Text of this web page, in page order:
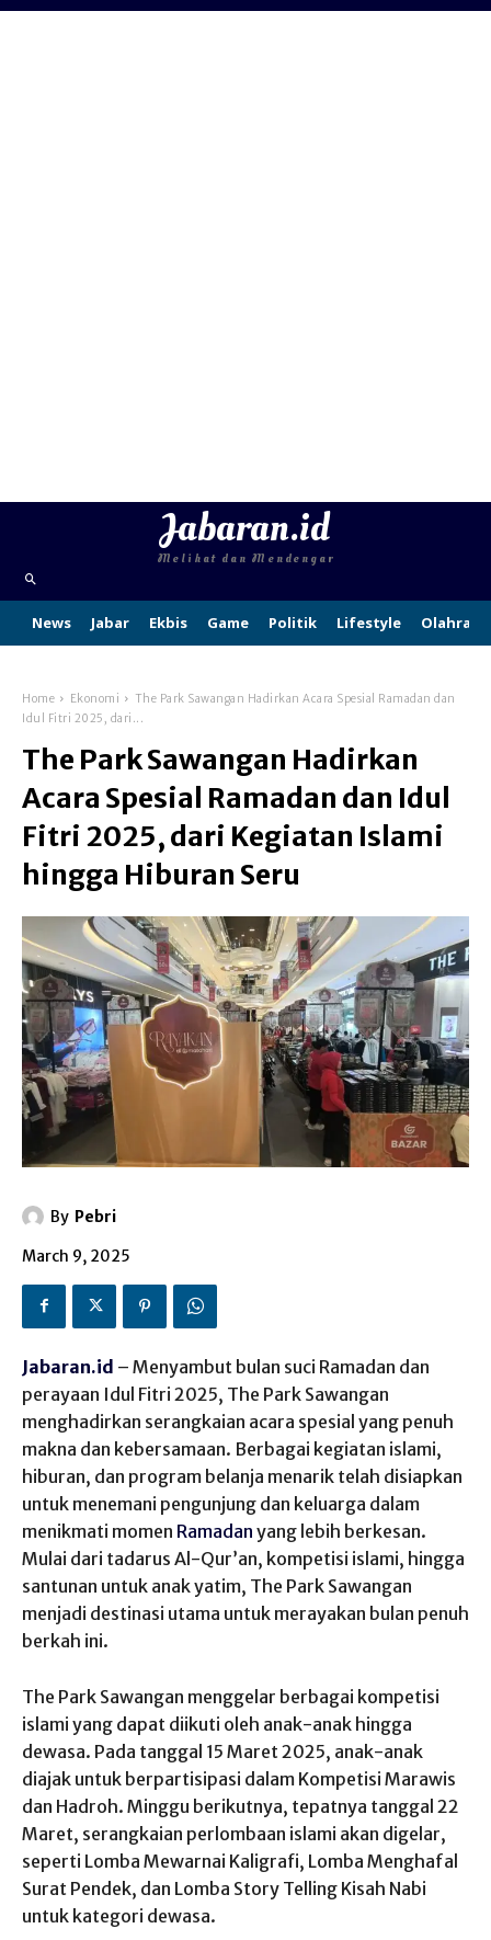
Jabaran.id
Melihat dan Mendengar
News Jabar Ekbis Game Politik Lifestyle Olahraga
Home Ekonomi
The Park Sawangan Hadirkan Acara Spesial Ramadan dan
Idul Fitri 2025, dari...
The Park Sawangan Hadirkan
Acara Spesial Ramadan dan Idul
Fitri 2025, dari Kegiatan Islami
hingga Hiburan Seru
By Pebri
March 9, 2025
Jabaran.id – Menyambut bulan suci Ramadan dan
perayaan Idul Fitri 2025, The Park Sawangan
menghadirkan serangkaian acara spesial yang penuh
makna dan kebersamaan. Berbagai kegiatan islami,
hiburan, dan program belanja menarik telah disiapkan
untuk menemani pengunjung dan keluarga dalam
menikmati momen Ramadan yang lebih berkesan.
Mulai dari tadarus Al-Qur’an, kompetisi islami, hingga
santunan untuk anak yatim, The Park Sawangan
menjadi destinasi utama untuk merayakan bulan penuh
berkah ini.
The Park Sawangan menggelar berbagai kompetisi
islami yang dapat diikuti oleh anak-anak hingga
dewasa. Pada tanggal 15 Maret 2025, anak-anak
diajak untuk berpartisipasi dalam Kompetisi Marawis
dan Hadroh. Minggu berikutnya, tepatnya tanggal 22
Maret, serangkaian perlombaan islami akan digelar,
seperti Lomba Mewarnai Kaligrafi, Lomba Menghafal
Surat Pendek, dan Lomba Story Telling Kisah Nabi
untuk kategori dewasa.